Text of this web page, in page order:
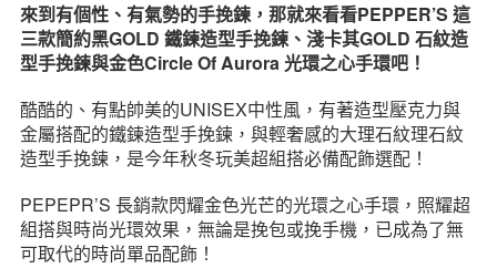
來到有個性、有氣勢的手挽鍊，那就來看看PEPPER’S 這
三款簡約黑GOLD 鐵鍊造型手挽鍊、淺卡其GOLD 石紋造
型手挽鍊與金色Circle Of Aurora 光環之心手環吧！
酷酷的、有點帥美的UNISEX中性風，有著造型壓克力與
金屬搭配的鐵鍊造型手挽鍊，與輕奢感的大理石紋理石紋
造型手挽鍊，是今年秋冬玩美超組搭必備配飾選配！
PEPEPR’S 長銷款閃耀金色光芒的光環之心手環，照耀超
組搭與時尚光環效果，無論是挽包或挽手機，已成為了無
可取代的時尚單品配飾！